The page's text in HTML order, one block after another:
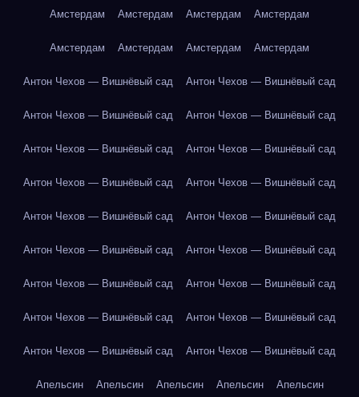
Амстердам Амстердам Амстердам Амстердам
Амстердам Амстердам Амстердам Амстердам
Антон Чехов — Вишнёвый сад Антон Чехов — Вишнёвый сад
Антон Чехов — Вишнёвый сад Антон Чехов — Вишнёвый сад
Антон Чехов — Вишнёвый сад Антон Чехов — Вишнёвый сад
Антон Чехов — Вишнёвый сад Антон Чехов — Вишнёвый сад
Антон Чехов — Вишнёвый сад Антон Чехов — Вишнёвый сад
Антон Чехов — Вишнёвый сад Антон Чехов — Вишнёвый сад
Антон Чехов — Вишнёвый сад Антон Чехов — Вишнёвый сад
Антон Чехов — Вишнёвый сад Антон Чехов — Вишнёвый сад
Антон Чехов — Вишнёвый сад Антон Чехов — Вишнёвый сад
Апельсин Апельсин Апельсин Апельсин Апельсин